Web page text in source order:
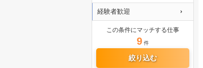
経験者歓迎
この条件にマッチする仕事
9 件
絞り込む